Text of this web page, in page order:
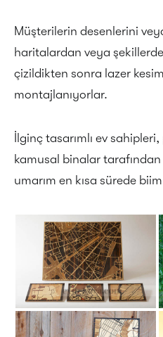
Müşterilerin desenlerini
haritalardan veya
çizildikten sonra lazer
montajlanıyorlar.
İlginç tasarımlı ev
kamusal binalar
umarım en kısa sürede